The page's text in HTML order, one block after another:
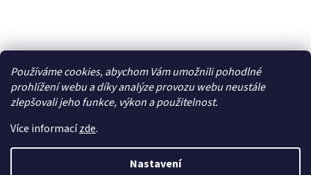
Používáme cookies, abychom Vám umožnili pohodlné
prohlížení webu a díky analýze provozu webu neustále
zlepšovali jeho funkce, výkon a použitelnost.
Více informacízde.
Nastavení
Facebook
Vytvořil Shoptet